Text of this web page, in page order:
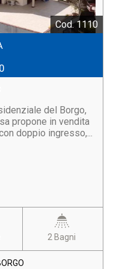
Cod. 1110
del Borgo,
propone in vendita
doppio ingresso,...
2 Bagni